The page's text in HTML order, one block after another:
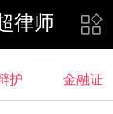
律师
护 金融证